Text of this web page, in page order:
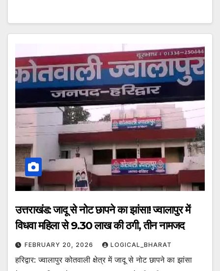
उत्तराखंड: जादू से नोट छापने का झांसा! ज्वालापुर में
विधवा महिला से 9.30 लाख की ठगी, तीन नामजद
FEBRUARY 20, 2026 LOGICAL_BHARAT
हरिद्वार: ज्वालापुर कोतवाली क्षेत्र में जादू से नोट छापने का झांसा